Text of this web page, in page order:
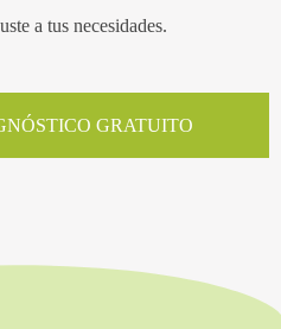
a tus necesidades.
GRATUITO